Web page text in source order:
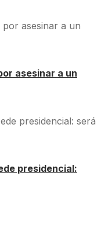
asesinar a un
presidencial: